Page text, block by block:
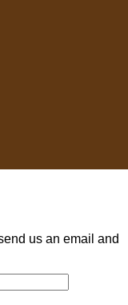
us an email and